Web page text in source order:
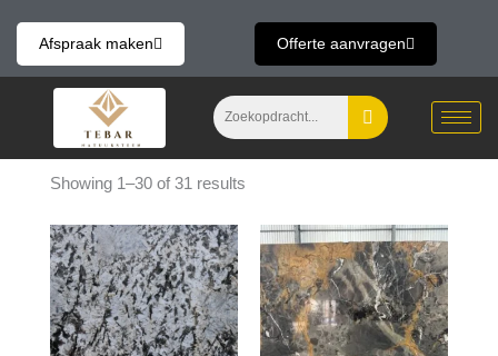
content
Afspraak maken Offerte aanvragen
Showing 1–30 of 31 results